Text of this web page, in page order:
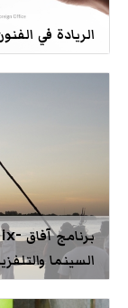
الريادة في
السينما